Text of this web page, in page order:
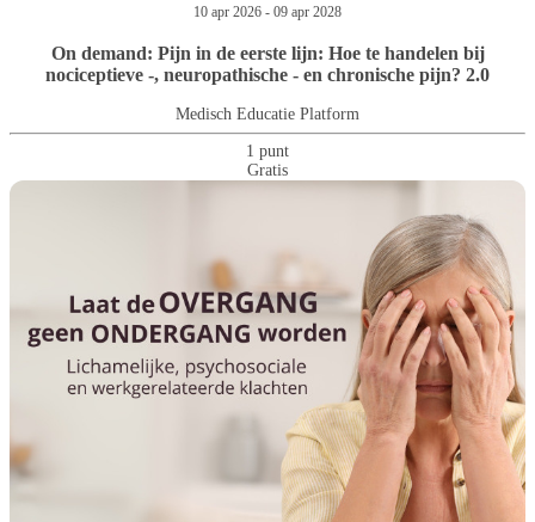
10 apr 2026 - 09 apr 2028
On demand: Pijn in de eerste lijn: Hoe te handelen bij
nociceptieve -, neuropathische - en chronische pijn? 2.0
Medisch Educatie Platform
1 punt
Gratis